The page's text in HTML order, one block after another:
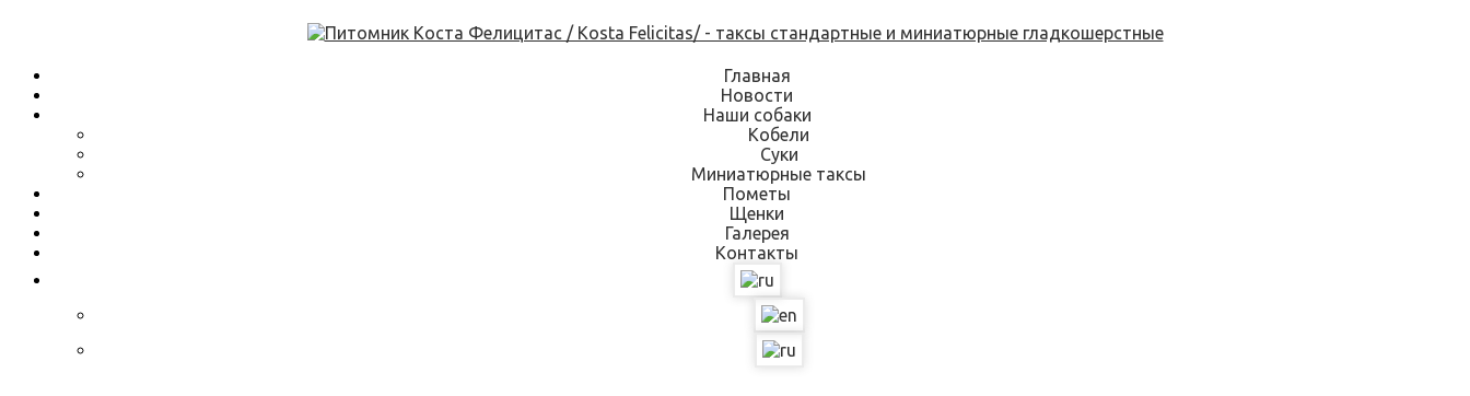
Skip
to
Главная
Новости
Наши собаки
Кобели
Суки
Миниатюрные таксы
Пометы
Щенки
Галерея
Контакты